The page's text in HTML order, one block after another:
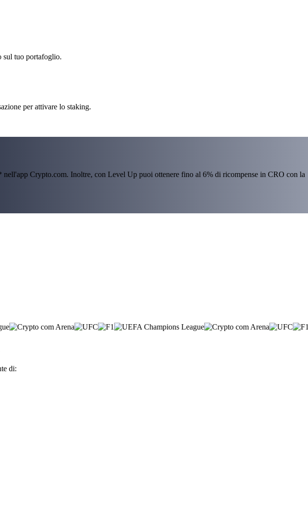
sul tuo portafoglio.
per attivare lo staking.
Crypto.com. Inoltre, con Level Up puoi ottenere fino al 6% di ricompense in CRO con la
di: